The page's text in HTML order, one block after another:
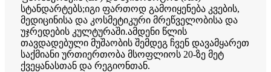
სტანდარტებს;იგი ფართოდ გამოიყენება კვების,
მედიცინისა და კოსმეტიკური მრეწველობისა და
უჯრედების კულტურაში.ამდენი წლის
თავდადებული მუშაობის შემდეგ ჩვენ დავამყარეთ
საქმიანი ურთიერთობა მსოფლიოს 20-ზე მეტ
ქვეყანასთან და რეგიონთან.